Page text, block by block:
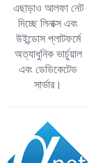
এছাড়াও আলফা নেট
দিচ্ছে লিনাক্স এবং
উইন্ডোস প্লাটফর্মে
অত্যাধুনিক ভার্চুয়াল
এবং ডেডিকেটেড
সার্ভার।